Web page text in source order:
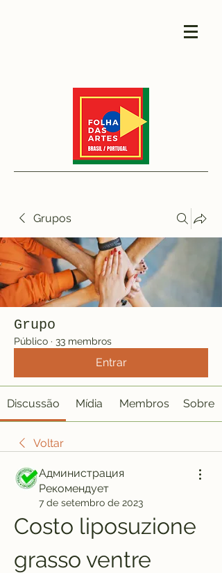
Grupos
Grupo
Público · 33 membros
Entrar
Discussão Mídia Membros Sobre
Voltar
Администрация
Рекомендует
7 de setembro de 2023
Costo liposuzione
grasso ventre